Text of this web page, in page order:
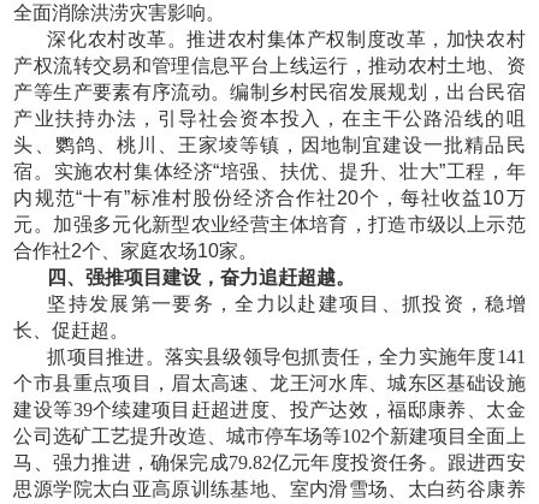
全面消除洪涝灾害影响。
深化农村改革。推进农村集体产权制度改革，加快农村
产权流转交易和管理信息平台上线运行，推动农村土地、资
产等生产要素有序流动。编制乡村民宿发展规划，出台民宿
产业扶持办法，引导社会资本投入，在主干公路沿线的咀
头、鹦鸽、桃川、王家堎等镇，因地制宜建设一批精品民
宿。实施农村集体经济“培强、扶优、提升、壮大”工程，年
内规范“十有”标准村股份经济合作社20个，每社收益10万
元。加强多元化新型农业经营主体培育，打造市级以上示范
合作社2个、家庭农场10家。
四、强推项目建设，奋力追赶超越。
坚持发展第一要务，全力以赴建项目、抓投资，稳增
长、促赶超。
抓项目推进。落实县级领导包抓责任，全力实施年度141
个市县重点项目，眉太高速、龙王河水库、城东区基础设施
建设等39个续建项目赶超进度、投产达效，福邸康养、太金
公司选矿工艺提升改造、城市停车场等102个新建项目全面上
马、强力推进，确保完成79.82亿元年度投资任务。跟进西安
思源学院太白亚高原训练基地、室内滑雪场、太白药谷康养